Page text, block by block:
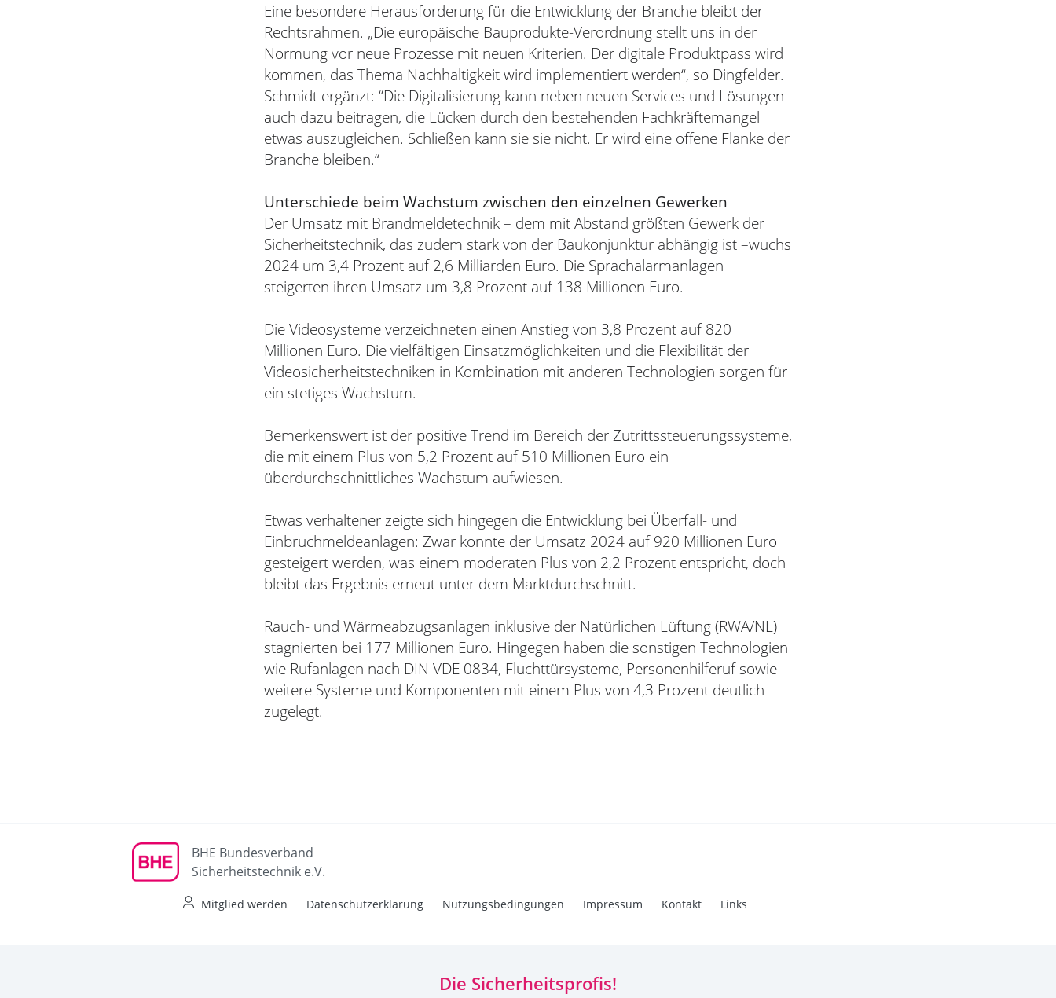
Eine besondere Herausforderung für die Entwicklung der Branche bleibt der
Rechtsrahmen. „Die europäische Bauprodukte-Verordnung stellt uns in der
Normung vor neue Prozesse mit neuen Kriterien. Der digitale Produktpass wird
kommen, das Thema Nachhaltigkeit wird implementiert werden“, so Dingfelder.
Schmidt ergänzt: “Die Digitalisierung kann neben neuen Services und Lösungen
auch dazu beitragen, die Lücken durch den bestehenden Fachkräftemangel
etwas auszugleichen. Schließen kann sie sie nicht. Er wird eine offene Flanke der
Branche bleiben.“
Unterschiede beim Wachstum zwischen den einzelnen Gewerken
Der Umsatz mit Brandmeldetechnik – dem mit Abstand größten Gewerk der
Sicherheitstechnik, das zudem stark von der Baukonjunktur abhängig ist –wuchs
2024 um 3,4 Prozent auf 2,6 Milliarden Euro. Die Sprachalarmanlagen
steigerten ihren Umsatz um 3,8 Prozent auf 138 Millionen Euro.
Die Videosysteme verzeichneten einen Anstieg von 3,8 Prozent auf 820
Millionen Euro. Die vielfältigen Einsatzmöglichkeiten und die Flexibilität der
Videosicherheitstechniken in Kombination mit anderen Technologien sorgen für
ein stetiges Wachstum.
Bemerkenswert ist der positive Trend im Bereich der Zutrittssteuerungssysteme,
die mit einem Plus von 5,2 Prozent auf 510 Millionen Euro ein
überdurchschnittliches Wachstum aufwiesen.
Etwas verhaltener zeigte sich hingegen die Entwicklung bei Überfall- und
Einbruchmeldeanlagen: Zwar konnte der Umsatz 2024 auf 920 Millionen Euro
gesteigert werden, was einem moderaten Plus von 2,2 Prozent entspricht, doch
bleibt das Ergebnis erneut unter dem Marktdurchschnitt.
Rauch- und Wärmeabzugsanlagen inklusive der Natürlichen Lüftung (RWA/NL)
stagnierten bei 177 Millionen Euro. Hingegen haben die sonstigen Technologien
wie Rufanlagen nach DIN VDE 0834, Fluchttürsysteme, Personenhilferuf sowie
weitere Systeme und Komponenten mit einem Plus von 4,3 Prozent deutlich
zugelegt.
BHE Bundesverband
Sicherheitstechnik e.V.
Mitglied werden Datenschutzerklärung Nutzungsbedingungen Impressum Kontakt Links
Die Sicherheitsprofis!